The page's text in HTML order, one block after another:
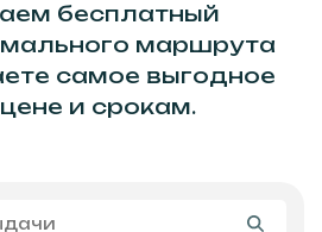
бесплатный
маршрута
самое выгодное
и срокам.